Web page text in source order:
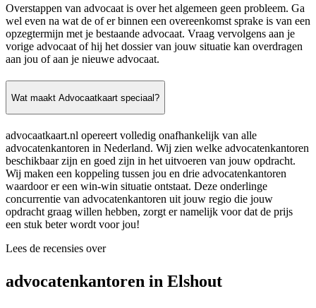
Overstappen van advocaat is over het algemeen geen probleem. Ga
wel even na wat de of er binnen een overeenkomst sprake is van een
opzegtermijn met je bestaande advocaat. Vraag vervolgens aan je
vorige advocaat of hij het dossier van jouw situatie kan overdragen
aan jou of aan je nieuwe advocaat.
Wat maakt Advocaatkaart speciaal?
advocaatkaart.nl opereert volledig onafhankelijk van alle
advocatenkantoren in Nederland. Wij zien welke advocatenkantoren
beschikbaar zijn en goed zijn in het uitvoeren van jouw opdracht.
Wij maken een koppeling tussen jou en drie advocatenkantoren
waardoor er een win-win situatie ontstaat. Deze onderlinge
concurrentie van advocatenkantoren uit jouw regio die jouw
opdracht graag willen hebben, zorgt er namelijk voor dat de prijs
een stuk beter wordt voor jou!
Lees de recensies over
advocatenkantoren in Elshout